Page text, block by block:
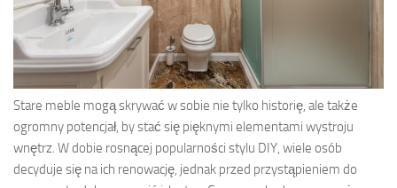
Stare meble mogą skrywać w sobie nie tylko historię, ale także
ogromny potencjał, by stać się pięknymi elementami wystroju
wnętrz. W dobie rosnącej popularności stylu DIY, wiele osób
decyduje się na ich renowację, jednak przed przystąpieniem do